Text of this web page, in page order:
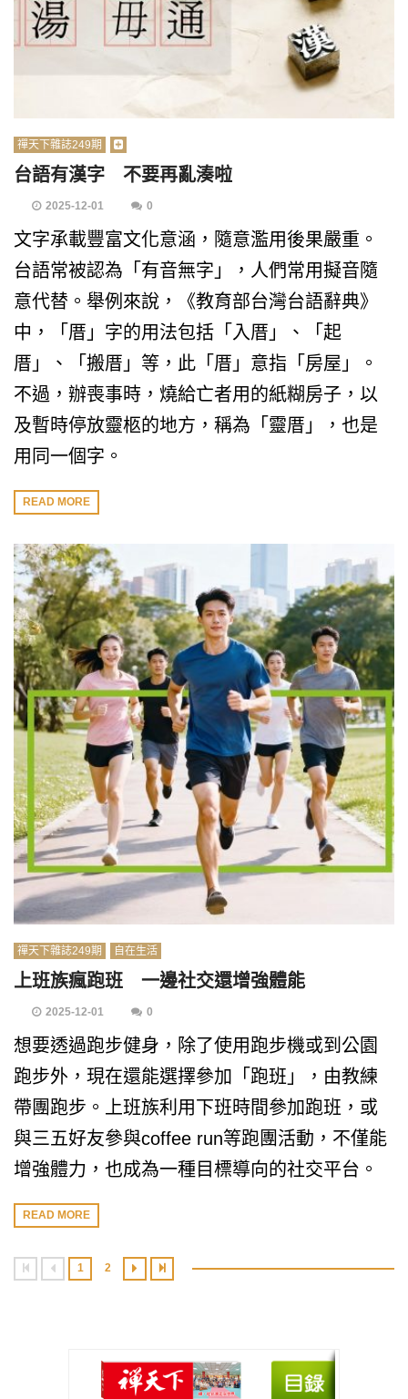
禪天下雜誌249期
台語有漢字 不要再亂湊啦
2025-12-01 0
文字承載豐富文化意涵，隨意濫用後果嚴重。
台語常被認為「有音無字」，人們常用擬音隨
意代替。舉例來說，《教育部台灣台語辭典》
中，「厝」字的用法包括「入厝」、「起
厝」、「搬厝」等，此「厝」意指「房屋」。
不過，辦喪事時，燒給亡者用的紙糊房子，以
及暫時停放靈柩的地方，稱為「靈厝」，也是
用同一個字。
READ MORE
禪天下雜誌249期 自在生活
上班族瘋跑班 一邊社交還增強體能
2025-12-01 0
想要透過跑步健身，除了使用跑步機或到公園
跑步外，現在還能選擇參加「跑班」，由教練
帶團跑步。上班族利用下班時間參加跑班，或
與三五好友參與coffee run等跑團活動，不僅能
增強體力，也成為一種目標導向的社交平台。
READ MORE
1 2